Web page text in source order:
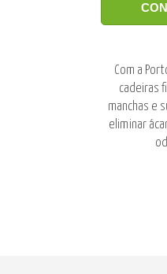
Com a
cadeiras
manchas e
eliminar